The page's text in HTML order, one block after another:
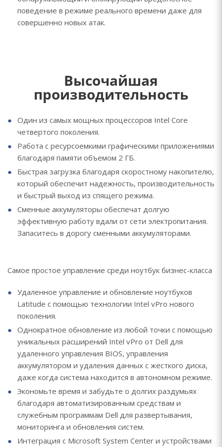
поведение в режиме реального времени даже для
совершенно новых атак.
Высочайшая
производительность
Один из самых мощных процессоров Intel Core
четвертого поколения.
Работа с ресурсоемкими графическими приложениями
благодаря памяти объемом 2 ГБ.
Быстрая загрузка благодаря скоростному накопителю,
который обеспечит надежность, производительность
и быстрый выход из спящего режима.
Сменные аккумуляторы обеспечат долгую
эффективную работу вдали от сети электропитания.
Запаситесь в дорогу сменными аккумуляторами.
Самое простое управление среди ноутбук бизнес-класса
Удаленное управление и обновление ноутбуков
Latitude с помощью технологии Intel vPro нового
поколения.
Однократное обновление из любой точки с помощью
уникальных расширений Intel vPro от Dell для
удаленного управления BIOS, управления
аккумулятором и удаления данных с жесткого диска,
даже когда система находится в автономном режиме.
Экономьте время и забудьте о долгих раздумьях
благодаря автоматизированным средствам и
служебным программам Dell для развертывания,
мониторинга и обновления систем.
Интеграция с Microsoft System Center и устройствами